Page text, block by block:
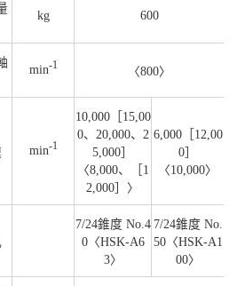
kg 600
min-1 〈800〉
min-1
10,000［15,00
0、20,000、2
5,000］
〈8,000、［1
2,000］〉
6,000［12,00
0］
〈10,000〉
7/24錐度 No.4
0〈HSK-A6
3〉
7/24錐度 No.
50〈HSK-A1
00〉